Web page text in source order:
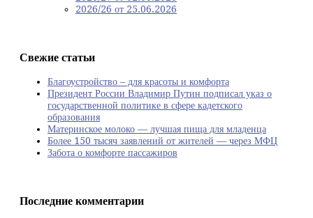
2026/26 от 25.06.2026
Свежие статьи
Благоустройство – для красоты и комфорта
Президент России Владимир Путин подписал указ о
государственной политике в сфере кадетского
образования
Материнское молоко — лучшая пища для младенца
Более 150 тысяч заявлений от жителей — через МФЦ
Забота о комфорте пассажиров
Последние комментарии